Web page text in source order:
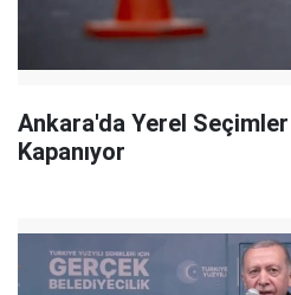
Ankara'da Yerel
Kapanıyor